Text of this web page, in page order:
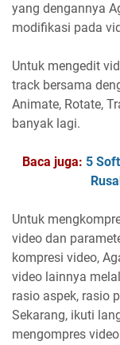
yang dengannya
modifikasi pada
Untuk mengedit
track bersama
Animate, Rotate,
banyak lagi.
Baca juga: 5
Untuk
video dan
kompresi video,
video lainnya
rasio aspek, rasio
Sekarang, ikuti
mengompres